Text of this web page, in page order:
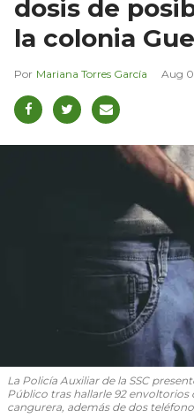
dosis de
la colonia
Mariana Torres García Aug
La Policía Auxiliar de la SSC
Público tras hallarle 92 envoltorios
cangurera, además de dos